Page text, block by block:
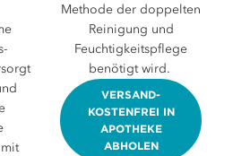
Methode der doppelten
Reinigung und
Feuchtigkeitspflege
benötigt wird.
VERSAND-
KOSTENFREI IN
APOTHEKE
ABHOLEN